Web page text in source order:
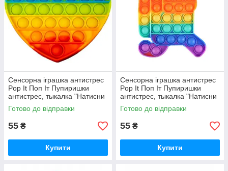
Сенсорна іграшка антистрес
Pop It Поп Іт Пупиришки
антистрес, тыкалка "Натисни
міхур" сердце
Готово до відправки
55 ₴
Купити
Сенсорна іграшка антистрес
Pop It Поп Іт Пупиришки
антистрес, тыкалка "Натисни
міхур" амонг ас Among Us
Готово до відправки
55 ₴
Купити